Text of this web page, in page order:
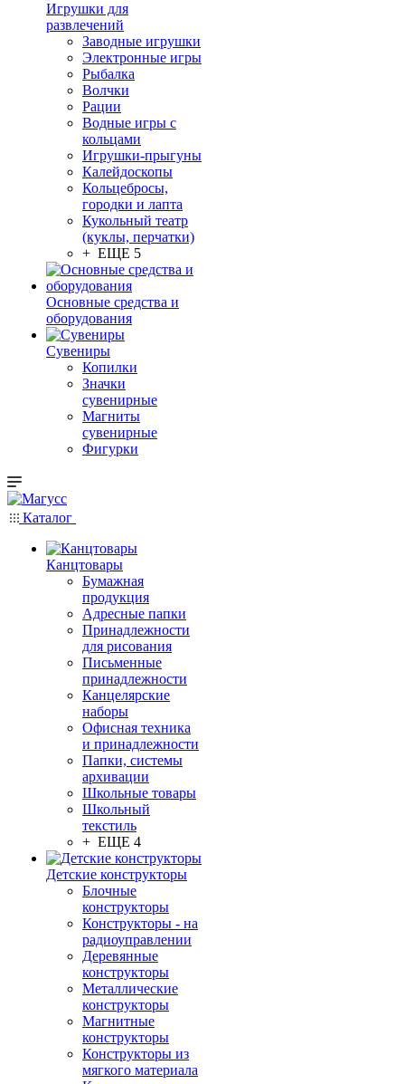
Игрушки для
развлечений
Заводные игрушки
Электронные игры
Рыбалка
Волчки
Рации
Водные игры с
кольцами
Игрушки-прыгуны
Калейдоскопы
Кольцебросы,
городки и лапта
Кукольный театр
(куклы, перчатки)
+ ЕЩЕ 5
Основные средства и
оборудования
Сувениры
Копилки
Значки
сувенирные
Магниты
сувенирные
Фигурки
Каталог
Канцтовары
Бумажная
продукция
Адресные папки
Принадлежности
для рисования
Письменные
принадлежности
Канцелярские
наборы
Офисная техника
и принадлежности
Папки, системы
архивации
Школьные товары
Школьный
текстиль
+ ЕЩЕ 4
Детские конструкторы
Блочные
конструкторы
Конструкторы - на
радиоуправлении
Деревянные
конструкторы
Металлические
конструкторы
Магнитные
конструкторы
Конструкторы из
мягкого материала